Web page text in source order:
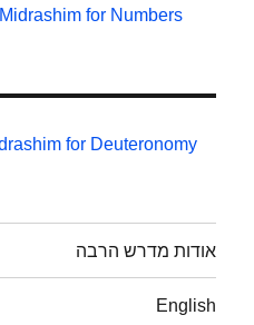
Midrashim for Numbers
for Deuteronomy
אודות מדרש הרבה
English